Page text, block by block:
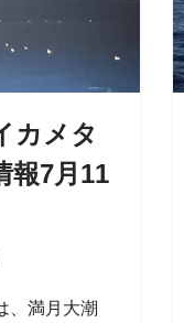
カメタ
報7月11
、満月大潮